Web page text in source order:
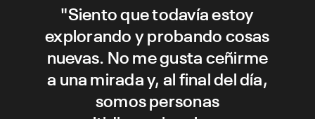
"Siento que todavía estoy
explorando y probando cosas
nuevas. No me gusta ceñirme
a una mirada y, al final del día,
somos personas